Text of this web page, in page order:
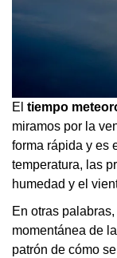
El tiempo
miramos por la
forma rápida y es
temperatura, las
humedad y el
En otras
momentánea de
patrón de cómo